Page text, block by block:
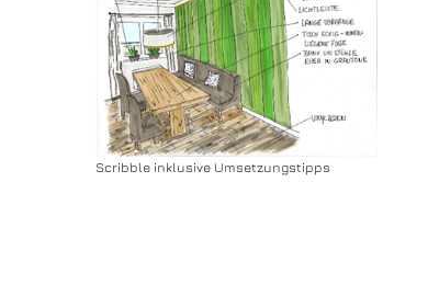
Scribble inklusive Umsetzungstipps